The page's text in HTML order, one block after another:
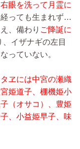
眼を洗って月霊に
っても生まれず…
、備わり ご降誕に
、イザナギの左目
っていない。
ヱには中宮の瀬織
姫道子、棚機姫小
（オサコ）、豊姫
、小益姫早子、味